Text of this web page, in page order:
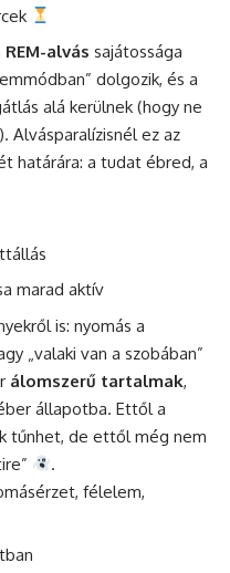
REM-alvás sajátossága
dolgozik, és a
alá kerülnek (hogy ne
Alvásparalízisnél ez az
határára: a tudat ébred, a
marad aktív
is: nyomás a
„valaki van a szobában”
álomszerű tartalmak,
állapotba. Ettől a
tűnhet, de ettől még nem
.
félelem,